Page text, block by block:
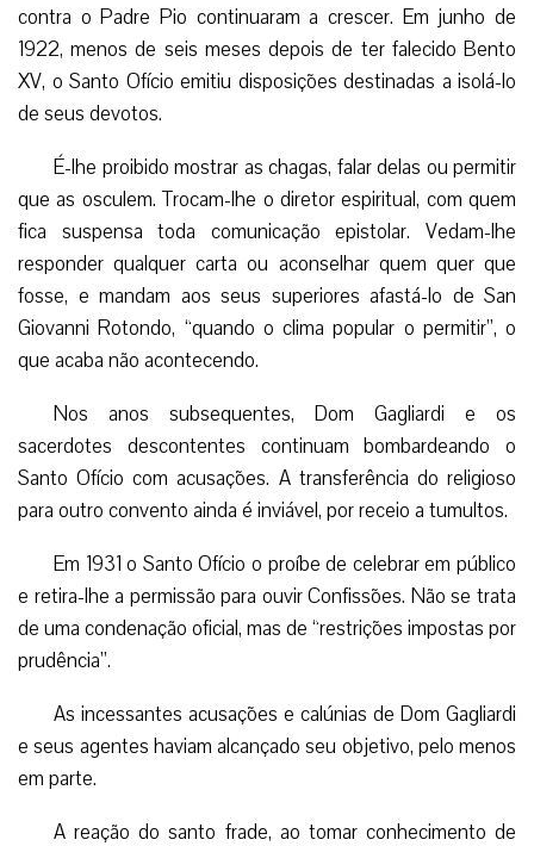
contra o Padre Pio continuaram a crescer. Em junho de
1922, menos de seis meses depois de ter falecido Bento
XV, o Santo Ofício emitiu disposições destinadas a isolá-lo
de seus devotos.
É-lhe proibido mostrar as chagas, falar delas ou permitir
que as osculem. Trocam-lhe o diretor espiritual, com quem
fica suspensa toda comunicação epistolar. Vedam-lhe
responder qualquer carta ou aconselhar quem quer que
fosse, e mandam aos seus superiores afastá-lo de San
Giovanni Rotondo, “quando o clima popular o permitir”, o
que acaba não acontecendo.
Nos anos subsequentes, Dom Gagliardi e os
sacerdotes descontentes continuam bombardeando o
Santo Ofício com acusações. A transferência do religioso
para outro convento ainda é inviável, por receio a tumultos.
Em 1931 o Santo Ofício o proíbe de celebrar em público
e retira-lhe a permissão para ouvir Confissões. Não se trata
de uma condenação oficial, mas de “restrições impostas por
prudência”.
As incessantes acusações e calúnias de Dom Gagliardi
e seus agentes haviam alcançado seu objetivo, pelo menos
em parte.
A reação do santo frade, ao tomar conhecimento de